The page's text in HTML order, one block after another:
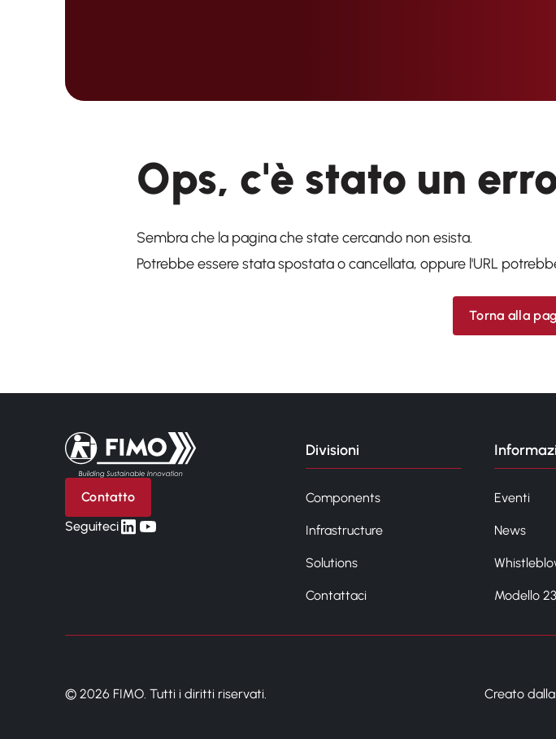
Ops, c'è stato un
Sembra che la pagina che state cercando non esista.
Potrebbe essere stata spostata o cancellata, oppure l'URL
Torna alla
Torna alla pagina iniziale
Contatto
Seguitecilinkedin
yt
Divisioni
Components
Infrastructure
Solutions
Contattaci
Eventi
News
Modello
© 2026 FIMO. Tutti i diritti riservati. Creato